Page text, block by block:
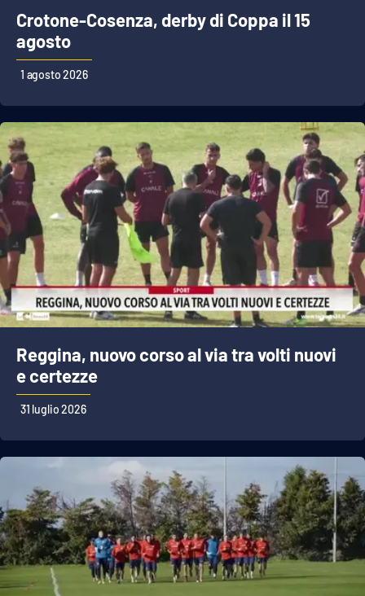
Crotone-Cosenza, derby di Coppa il 15
agosto
1 agosto 2026
Reggina, nuovo corso al via tra volti nuovi
e certezze
31 luglio 2026